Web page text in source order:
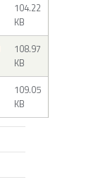
104.22
KB
108.97
KB
109.05
KB